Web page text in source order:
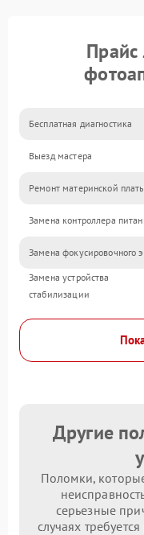
Прайс
Бесплатная диагностика
Выезд мастера
Ремонт материнской платы
Замена контроллера
Замена фокусировочного
Замена устройства
стабилизации
Другие
Поломки,
серьезные
случаях